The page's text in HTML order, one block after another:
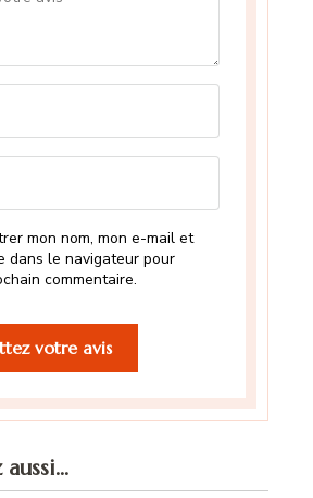
mon nom, mon e-mail et
dans le navigateur pour
commentaire.